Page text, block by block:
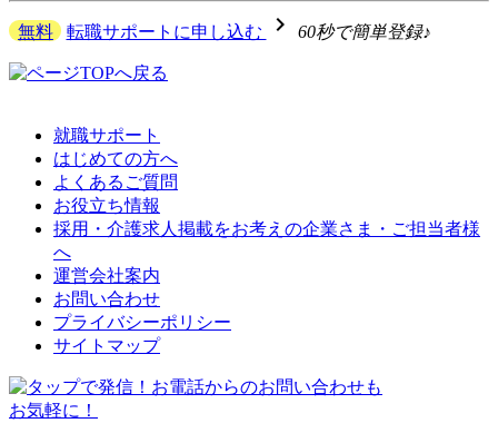
無料 転職サポートに申し込む navigate_next 60秒で簡単登録♪
就職サポート
はじめての方へ
よくあるご質問
お役立ち情報
採用・介護求人掲載をお考えの企業さま・ご担当者様
へ
運営会社案内
お問い合わせ
プライバシーポリシー
サイトマップ